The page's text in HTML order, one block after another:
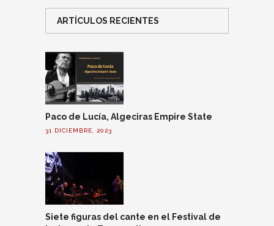
ARTÍCULOS RECIENTES
Paco de Lucía, Algeciras Empire State
31 DICIEMBRE, 2023
Siete figuras del cante en el Festival de